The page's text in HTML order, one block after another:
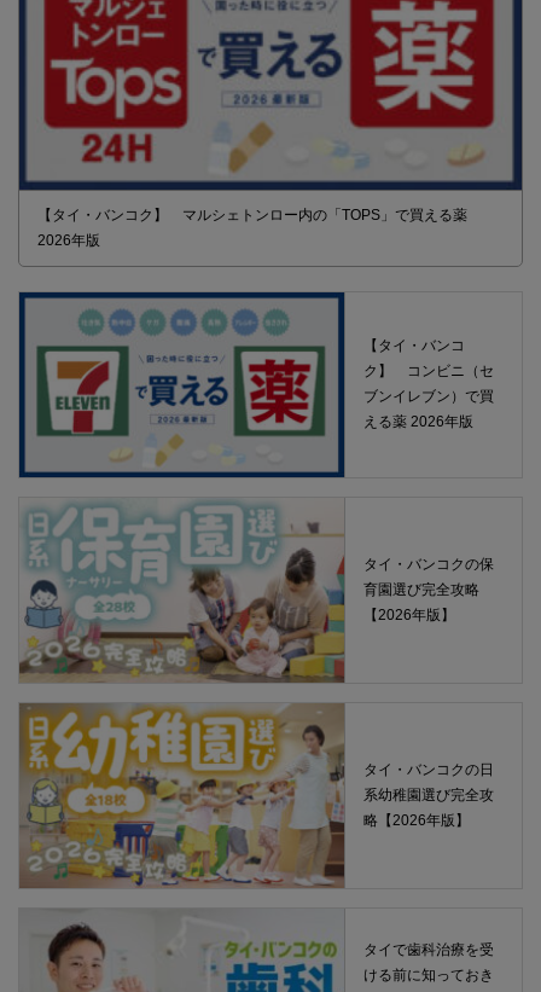
【タイ・バンコク】 マルシェトンロー内の「TOPS」で買える薬
2026年版
【タイ・バンコ
ク】 コンビニ（セ
ブンイレブン）で買
える薬 2026年版
タイ・バンコクの保
育園選び完全攻略
【2026年版】
タイ・バンコクの日
系幼稚園選び完全攻
略【2026年版】
タイで歯科治療を受
ける前に知っておき